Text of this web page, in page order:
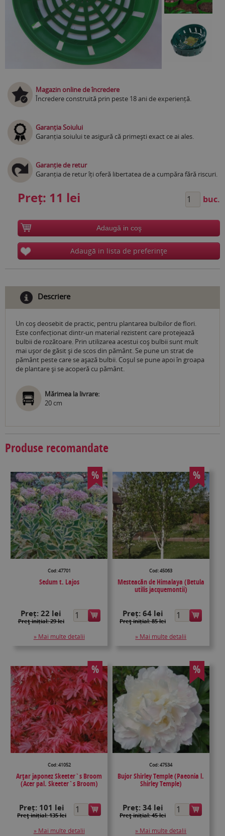
Magazin online de încredere
Încredere construită prin peste 18 ani de experiență.
Garanția Soiului
Garanția soiului te asigură că primești exact ce ai ales.
Garanție de retur
Garanția de retur îți oferă libertatea de a cumpăra fără riscuri.
Preț: 11 lei buc.
Adaugă in coş
Adaugă in lista de preferinţe
Descriere
Un coș deosebit de practic, pentru plantarea bulbilor de flori.
Este confecționat dintr-un material rezistent care protejează
bulbii de rozătoare. Prin utilizarea acestui coș bulbii sunt mult
mai ușor de găsit și de scos din pământ. Se pune un strat de
pământ peste care se așază bulbii. Coșul se pune apoi în groapa
de plantare și se acoperă cu pământ.
Mărimea la livrare:
20 cm
Produse recomandate
%
Cod: 47701
Sedum t. Lajos
Preț:22 lei
Preţ inițial: 29 lei
» Mai multe detalii
%
Cod: 45063
Mesteacăn de Himalaya (Betula
utilis jacquemontii)
Preț: 64 lei
Preţ inițial: 85 lei
» Mai multe detalii
%
Cod: 41052
Arţar japonez Skeeter`s Broom
(Acer pal. Skeeter`s Broom)
Preț: 101 lei
Preţ inițial: 135 lei
» Mai multe detalii
%
Cod: 47534
Bujor Shirley Temple (Paeonia l.
Shirley Temple)
Preț: 34 lei
Preţ inițial: 45 lei
» Mai multe detalii